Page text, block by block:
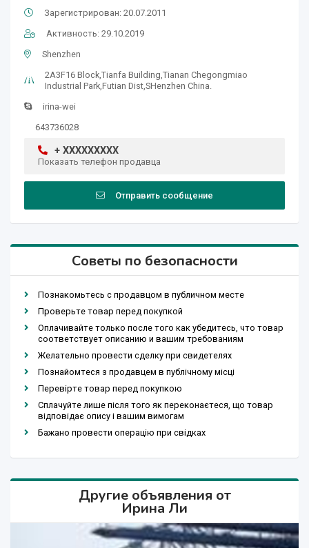
Зарегистрирован: 20.07.2011
Активность: 29.10.2019
Shenzhen
2A3F16 Block,Tianfa Building,Tianan Chegongmiao
Industrial Park,Futian Dist,SHenzhen China.
irina-wei
643736028
+ XXXXXXXXX
Показать телефон продавца
Отправить сообщение
Советы по безопасности
Познакомьтесь с продавцом в публичном месте
Проверьте товар перед покупкой
Оплачивайте только после того как убедитесь, что товар
соответствует описанию и вашим требованиям
Желательно провести сделку при свидетелях
Познайомтеся з продавцем в публічному місці
Перевірте товар перед покупкою
Сплачуйте лише після того як переконаєтеся, що товар
відповідає опису і вашим вимогам
Бажано провести операцію при свідках
Другие объявления от
Ирина Ли